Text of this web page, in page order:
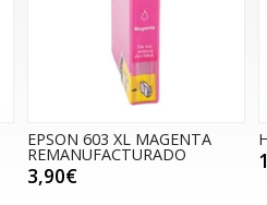
EPSON 603 XL MAGENTA
REMANUFACTURADO
3,90€